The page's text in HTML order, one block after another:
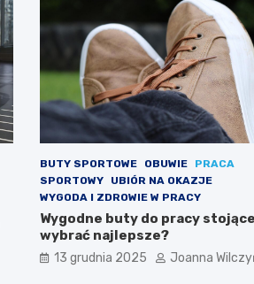
BUTY SPORTOWE OBUWIE
PRACA
SPORTOWY
UBIÓR NA OKAZJE
WYGODA I ZDROWIE W PRACY
Wygodne buty do pracy
wybrać najlepsze?
13 grudnia 2025 Joanna